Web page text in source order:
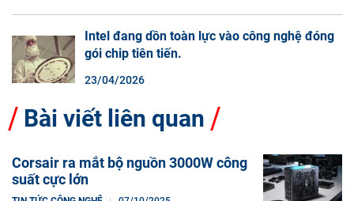
Intel đang dồn toàn lực vào công nghệ đóng
gói chip tiên tiến.
23/04/2026
Bài viết liên quan
Corsair ra mắt bộ nguồn 3000W công
suất cực lớn